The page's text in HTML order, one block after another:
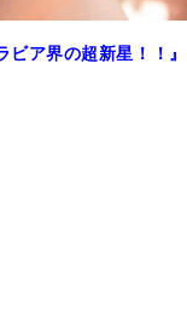
ア界の超新星！！』